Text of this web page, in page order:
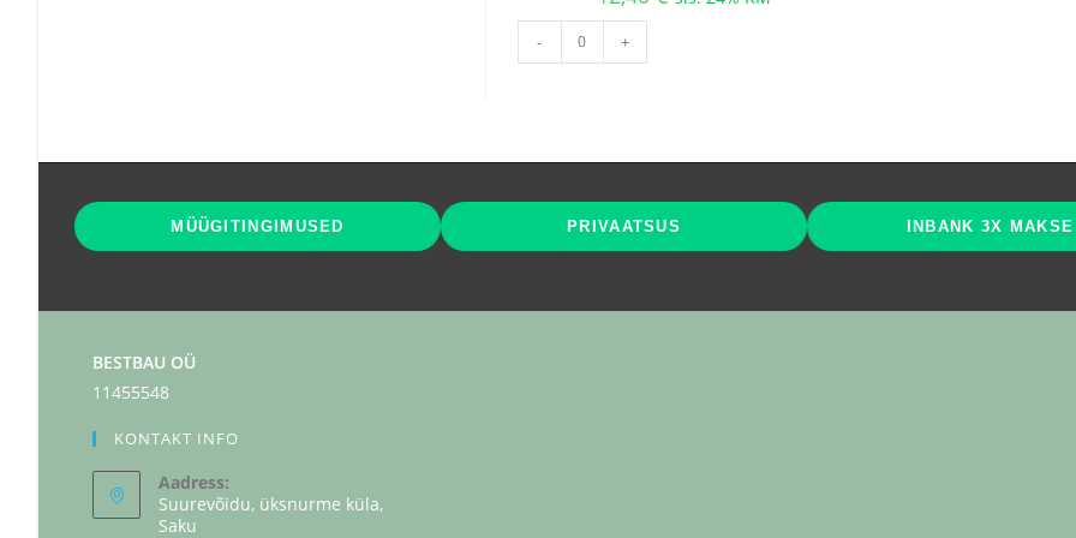
Käru
kogus
- +
MÜÜGITINGIMUSED PRIVAATSUS INBANK 3X MAKSE
BESTBAU OÜ
11455548
KONTAKT INFO
Aadress:
Suurevõidu, üksnurme küla,
Saku